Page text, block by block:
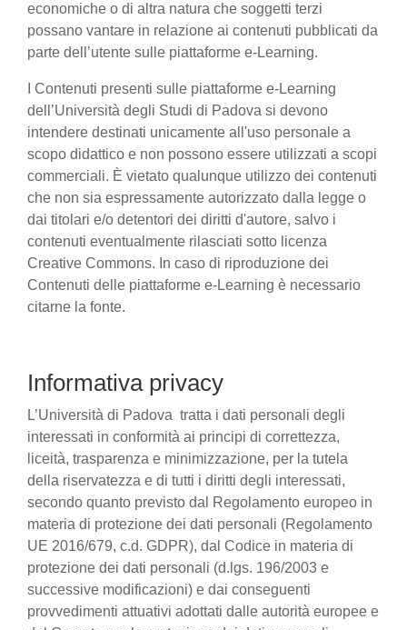
economiche o di altra natura che soggetti terzi
possano vantare in relazione ai contenuti pubblicati da
parte dell’utente sulle piattaforme e-Learning.
I Contenuti presenti sulle piattaforme e-Learning
dell’Università degli Studi di Padova si devono
intendere destinati unicamente all'uso personale a
scopo didattico e non possono essere utilizzati a scopi
commerciali. È vietato qualunque utilizzo dei contenuti
che non sia espressamente autorizzato dalla legge o
dai titolari e/o detentori dei diritti d'autore, salvo i
contenuti eventualmente rilasciati sotto licenza
Creative Commons. In caso di riproduzione dei
Contenuti delle piattaforme e-Learning è necessario
citarne la fonte.
Informativa privacy
L’Università di Padova tratta i dati personali degli
interessati in conformità ai principi di correttezza,
liceità, trasparenza e minimizzazione, per la tutela
della riservatezza e di tutti i diritti degli interessati,
secondo quanto previsto dal Regolamento europeo in
materia di protezione dei dati personali (Regolamento
UE 2016/679, c.d. GDPR), dal Codice in materia di
protezione dei dati personali (d.lgs. 196/2003 e
successive modificazioni) e dai conseguenti
provvedimenti attuativi adottati dalle autorità europee e